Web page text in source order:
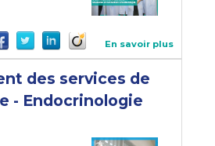
En savoir plus
des services de
- Endocrinologie